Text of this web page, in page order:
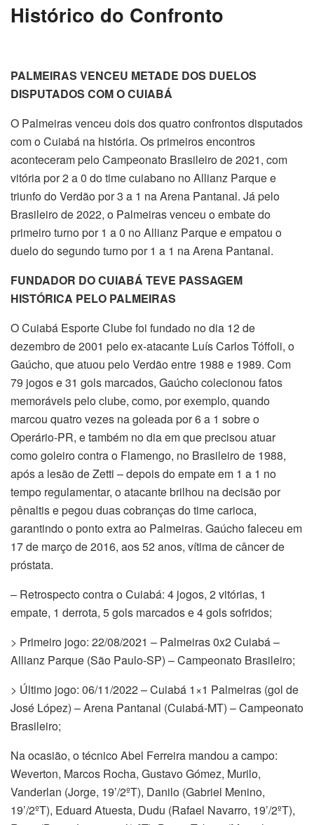
Histórico do Confronto
PALMEIRAS VENCEU METADE DOS DUELOS
DISPUTADOS COM O CUIABÁ
O Palmeiras venceu dois dos quatro confrontos disputados
com o Cuiabá na história. Os primeiros encontros
aconteceram pelo Campeonato Brasileiro de 2021, com
vitória por 2 a 0 do time cuiabano no Allianz Parque e
triunfo do Verdão por 3 a 1 na Arena Pantanal. Já pelo
Brasileiro de 2022, o Palmeiras venceu o embate do
primeiro turno por 1 a 0 no Allianz Parque e empatou o
duelo do segundo turno por 1 a 1 na Arena Pantanal.
FUNDADOR DO CUIABÁ TEVE PASSAGEM
HISTÓRICA PELO PALMEIRAS
O Cuiabá Esporte Clube foi fundado no dia 12 de
dezembro de 2001 pelo ex-atacante Luís Carlos Tóffoli, o
Gaúcho, que atuou pelo Verdão entre 1988 e 1989. Com
79 jogos e 31 gols marcados, Gaúcho colecionou fatos
memoráveis pelo clube, como, por exemplo, quando
marcou quatro vezes na goleada por 6 a 1 sobre o
Operário-PR, e também no dia em que precisou atuar
como goleiro contra o Flamengo, no Brasileiro de 1988,
após a lesão de Zetti – depois do empate em 1 a 1 no
tempo regulamentar, o atacante brilhou na decisão por
pênaltis e pegou duas cobranças do time carioca,
garantindo o ponto extra ao Palmeiras. Gaúcho faleceu em
17 de março de 2016, aos 52 anos, vítima de câncer de
próstata.
– Retrospecto contra o Cuiabá: 4 jogos, 2 vitórias, 1
empate, 1 derrota, 5 gols marcados e 4 gols sofridos;
> Primeiro jogo: 22/08/2021 – Palmeiras 0x2 Cuiabá –
Allianz Parque (São Paulo-SP) – Campeonato Brasileiro;
> Último jogo: 06/11/2022 – Cuiabá 1×1 Palmeiras (gol de
José López) – Arena Pantanal (Cuiabá-MT) – Campeonato
Brasileiro;
Na ocasião, o técnico Abel Ferreira mandou a campo:
Weverton, Marcos Rocha, Gustavo Gómez, Murilo,
Vanderlan (Jorge, 19’/2ºT), Danilo (Gabriel Menino,
19’/2ºT), Eduard Atuesta, Dudu (Rafael Navarro, 19’/2ºT),